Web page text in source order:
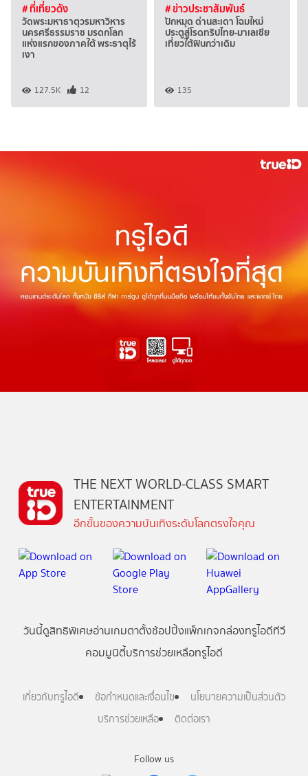
# ที่เที่ยวดัง
วัดพระมหาธาตุวรมหาวิหาร
นครศรีธรรมราช มรดกโลก
แห่งแรกของภาคใต้ พระธาตุไร้
เงา
127.5K 12
# ข่าวประชาสัมพันธ์
ปักหมุด ด่านสะเดา โฉมใหม่
ประตูสู่โรดทริปไทย-มาเลเซีย
เที่ยวใต้ฟินกว่าเดิม
135
Follow us
THE NEXT WORLD-CLASS SMART
ENTERTAINMENT
อีกขั้นของความบันเทิงระดับโลกตรงใจคุณ
วันนี้ดูสิทธิพิเศษอ่านเกมตาตั้งช้อปปิ้งแพ็กเกจกล่องทรูไอดีทีวี
คอมมูนิตี้บริการช่วยเหลือทรูไอดี
เกี่ยวกับทรูไอดี ข้อกำหนดและเงื่อนไข
นโยบายความเป็นส่วนตัว
บริการช่วยเหลือ
ติดต่อเรา